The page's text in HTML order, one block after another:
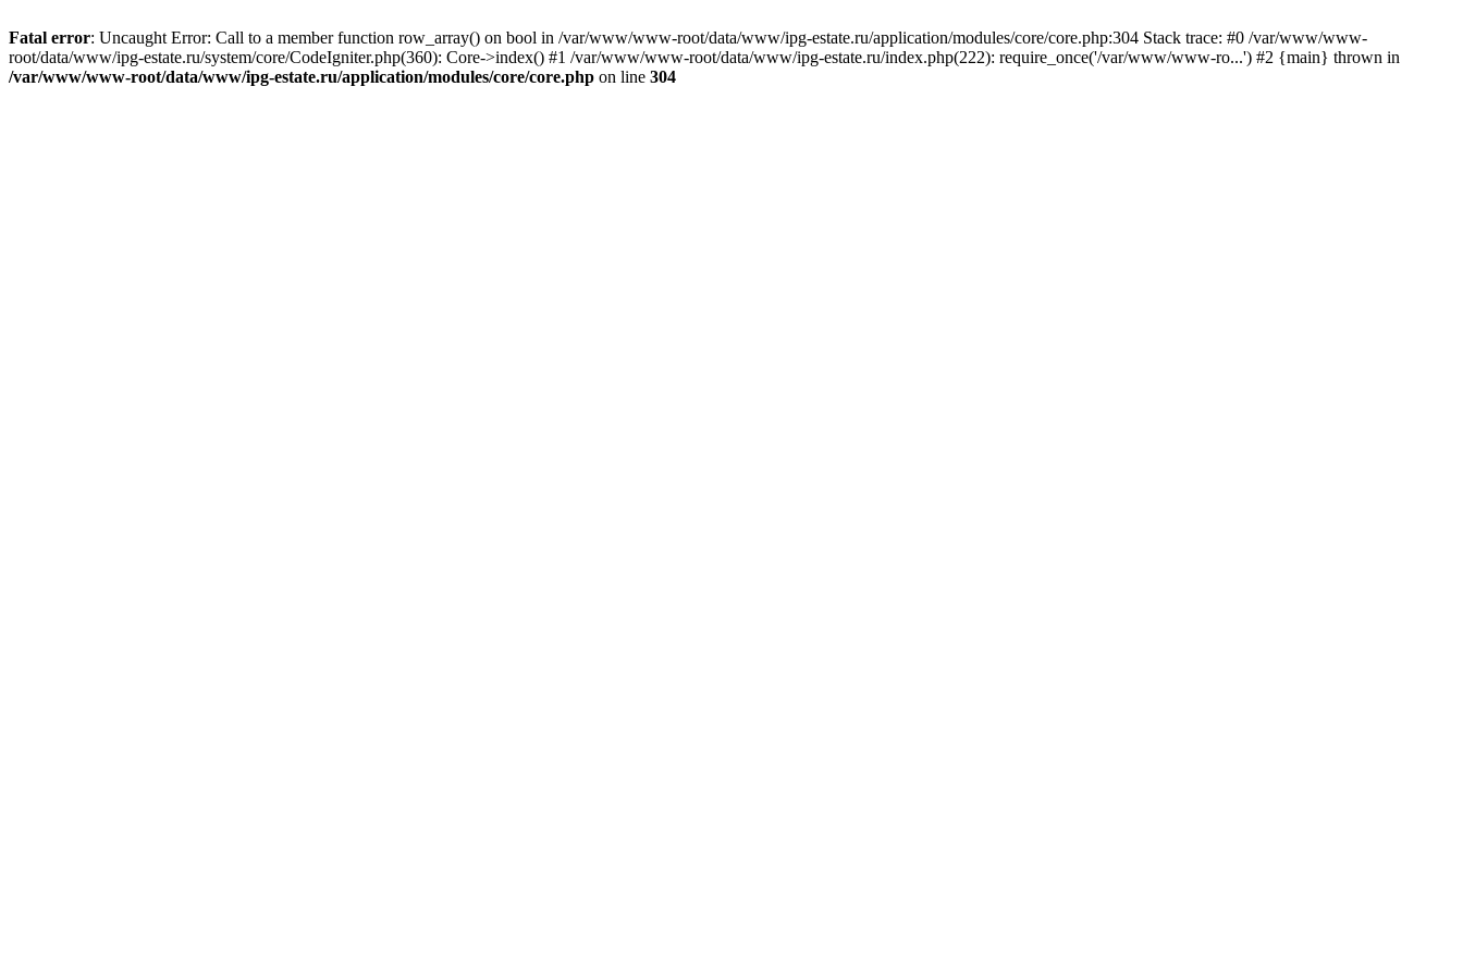
Fatal error: Uncaught Error: Call to a member function row_array() on bool in /var/www/www-root/data/www/ipg-estate.ru/application/modules/core/core.php:304 Stack trace: #0 /var/www/www-
root/data/www/ipg-estate.ru/system/core/CodeIgniter.php(360): Core->index() #1 /var/www/www-root/data/www/ipg-estate.ru/index.php(222): require_once('/var/www/www-ro...') #2 {main} thrown in
/var/www/www-root/data/www/ipg-estate.ru/application/modules/core/core.php on line 304